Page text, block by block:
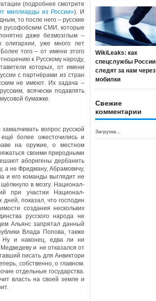
(подробнее смотрите
миллиарды из России»). И
то после него – русские
русофобским СМИ, которые
даже безмозглым –
олигархии, уже много лет
того – от имени этого
к Русскому народу,
которых, от имени
с партнёрами из стран
не имеют. Их задача –
всячески подавлять
бумажке.
вопрос русской
более ожесточились и
на оружие, о местном
своими природными
аборигены дербанить
а не Фридману, Абрамовичу,
и его команды выглядит не
в мозгу. Национал-
при участии Национал-
показал, что господин
создания нескольких
русского народа не
Альянс запрятал данный
Влада Попова, также
Ну и наконец, едва ли ни
и не отказался от
писать для Анвиктори
собственно, о главном.
отдельные государства.
власть на своей земле и
WikiLeaks: как
спецслужбы России
следят за нам через
мобилки
Свежие
комментарии
Загрузка...